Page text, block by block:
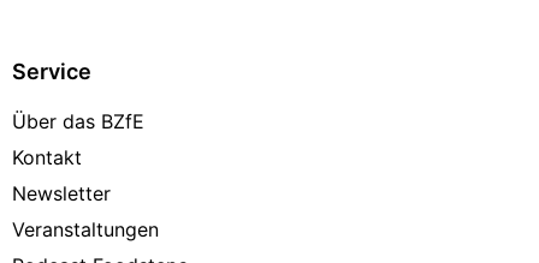
Service
Über das BZfE
Kontakt
Newsletter
Veranstaltungen